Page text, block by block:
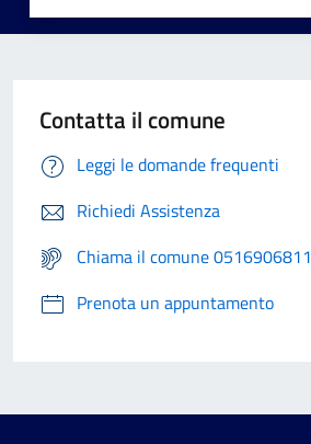
Contatta il comune
Leggi le domande frequenti
Richiedi Assistenza
Chiama il comune 0516906811
Prenota un appuntamento